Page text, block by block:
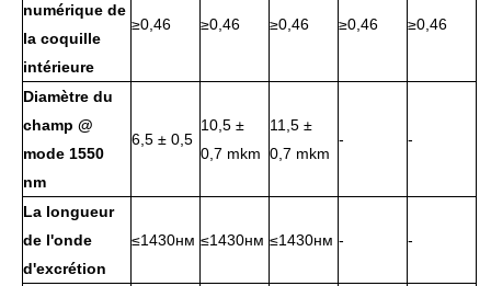
numérique de
la coquille
intérieure
≥0,46 ≥0,46 ≥0,46 ≥0,46 ≥0,46
Diamètre du
champ @
mode 1550
nm
6,5 ± 0,5
10,5 ±
0,7 mkm
11,5 ±
0,7 mkm
- -
La longueur
de l'onde
d'excrétion
≤1430нм ≤1430нм ≤1430нм - -